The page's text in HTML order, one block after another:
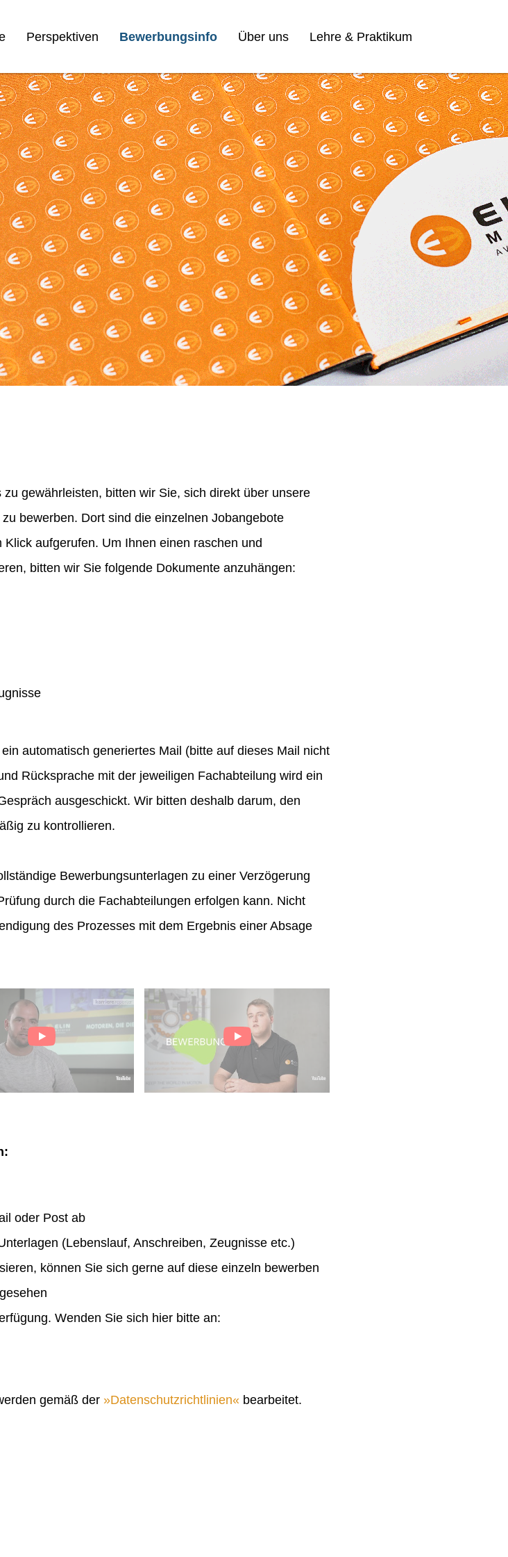
Perspektiven Bewerbungsinfo Über uns Lehre & Praktikum
gewährleisten, bitten wir Sie, sich direkt über unsere
zu bewerben. Dort sind die einzelnen Jobangebote
aufgerufen. Um Ihnen einen raschen und
bitten wir Sie folgende Dokumente anzuhängen:
automatisch generiertes Mail (bitte auf dieses Mail nicht
Rücksprache mit der jeweiligen Fachabteilung wird ein
ausgeschickt. Wir bitten deshalb darum, den
zu kontrollieren.
Bewerbungsunterlagen zu einer Verzögerung
durch die Fachabteilungen erfolgen kann. Nicht
des Prozesses mit dem Ergebnis einer Absage
oder Post ab
(Lebenslauf, Anschreiben, Zeugnisse etc.)
können Sie sich gerne auf diese einzeln bewerben
Wenden Sie sich hier bitte an:
gemäß der Datenschutzrichtlinien bearbeitet.